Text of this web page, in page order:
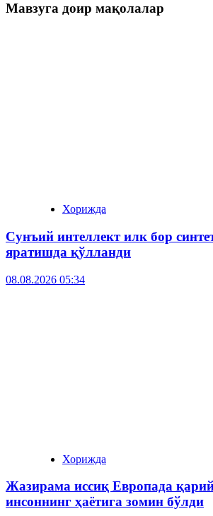
Мавзуга доир мақолалар
Хорижда
Сунъий интеллект илк бор
яратишда қўлланди
08.08.2026 05:34
Хорижда
Жазирама иссиқ Европада
инсоннинг ҳаётига зомин бўлди